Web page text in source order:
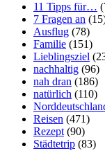
11 Tipps für…
7 Fragen an
Ausflug (78)
Familie (151)
Lieblingsziel
nachhaltig (96)
nah dran (186)
natürlich (110)
Reisen (471)
Rezept (90)
Städtetrip (83)